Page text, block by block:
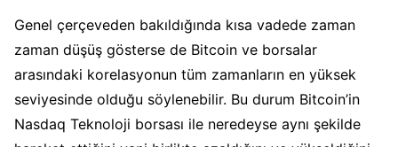
Genel çerçeveden bakıldığında kısa vadede zaman
zaman düşüş gösterse de Bitcoin ve borsalar
arasındaki korelasyonun tüm zamanların en yüksek
seviyesinde olduğu söylenebilir. Bu durum Bitcoin’in
Nasdaq Teknoloji borsası ile neredeyse aynı şekilde